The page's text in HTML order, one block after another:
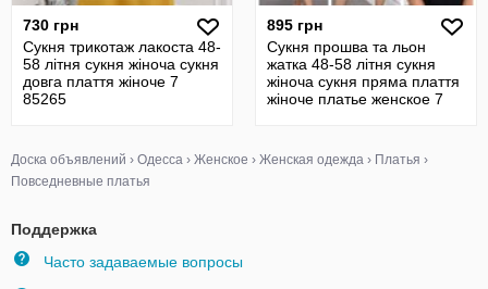
730 грн
Сукня трикотаж лакоста 48-
58 літня сукня жіноча сукня
довга плаття жіноче 7
85265
895 грн
Сукня прошва та льон
жатка 48-58 літня сукня
жіноча сукня пряма плаття
жіноче платье женское 7
Доска объявлений › Одесса › Женское › Женская одежда › Платья ›
Повседневные платья
Поддержка
Часто задаваемые вопросы